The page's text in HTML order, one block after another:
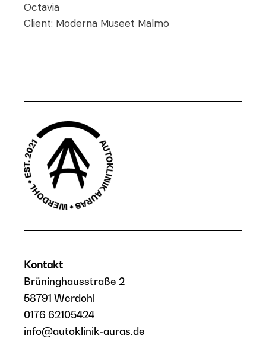
Octavia
Client: Moderna Museet Malmö
Kontakt
Brüninghausstraße 2
58791 Werdohl
0176 62105424
info@autoklinik-auras.de